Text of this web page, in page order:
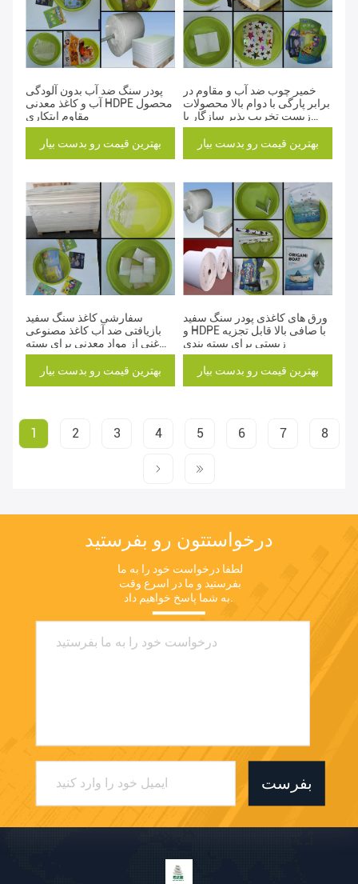
پودر سنگ ضد آب بدون آلودگی
آب و کاغذ معدنی HDPE محصول
مقاوم ابتکاری
بهترین قیمت رو بدست بیار
خمیر چوب ضد آب و مقاوم در
برابر پارگی با دوام بالا محصولات
زیست تخریب پذیر سازگار با
محیط زیست
بهترین قیمت رو بدست بیار
سفارشی کاغذ سنگ سفید
بازیافتی ضد آب کاغذ مصنوعی
غنی از مواد معدنی برای بسته
بندی کتاب کودکان
بهترین قیمت رو بدست بیار
ورق های کاغذی پودر سنگ سفید
و HDPE با صافی بالا قابل تجزیه
زیستی برای بسته بندی
بهترین قیمت رو بدست بیار
1 2 3 4 5 6 7 8
درخواستتون رو بفرستيد
به شما پاسخ خواهیم داد.
بفرست